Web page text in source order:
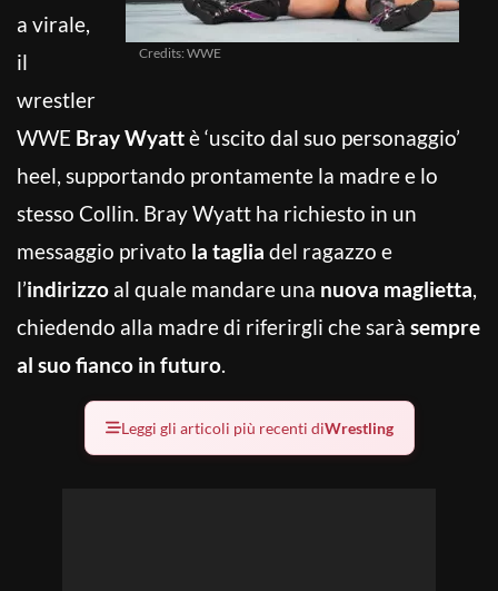
Credits: WWE
a virale,
il
wrestler
WWE Bray Wyattè ‘uscito dal suo personaggio’
heel, supportando prontamente la madre e lo
stesso Collin. Bray Wyatt ha richiesto in un
messaggio privato la taglia del ragazzo e
l’indirizzo al quale mandare una nuova maglietta,
chiedendo alla madre di riferirgli che sarà sempre
al suo fianco in futuro.
Leggi gli articoli più recenti diWrestling